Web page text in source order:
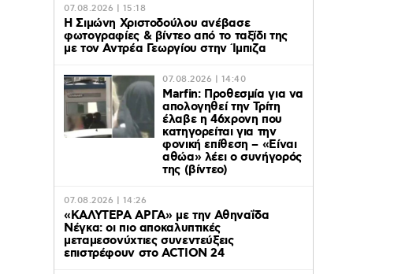
07.08.2026 | 15:18
Η Σιμώνη Χριστοδούλου ανέβασε
φωτογραφίες & βίντεο από το ταξίδι της
με τον Αντρέα Γεωργίου στην Ίμπιζα
07.08.2026 | 14:40
Marfin: Προθεσμία για να
απολογηθεί την Τρίτη
έλαβε η 46χρονη που
κατηγορείται για την
φονική επίθεση – «Είναι
αθώα» λέει ο συνήγορός
της (βίντεο)
07.08.2026 | 14:26
«ΚΑΛΥΤΕΡΑ ΑΡΓΑ» με την Αθηναΐδα
Νέγκα: οι πιο αποκαλυπτικές
μεταμεσονύχτιες συνεντεύξεις
επιστρέφουν στο ACTION 24